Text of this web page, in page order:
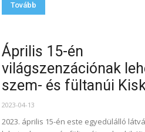
Tovább
Április 15-én
világszenzációnak
szem- és fültanúi
2023-04-13
2023. április 15-én este egyedülálló